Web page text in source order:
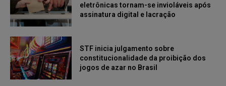
eletrônicas tornam-se invioláveis após
assinatura digital e lacração
STF inicia julgamento sobre
constitucionalidade da proibição dos
jogos de azar no Brasil